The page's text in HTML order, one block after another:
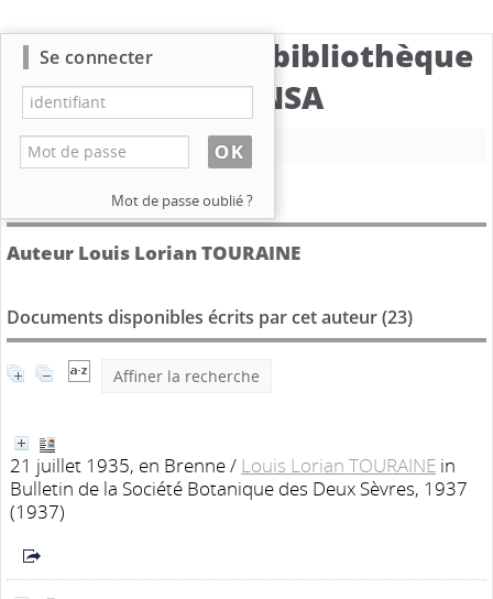
Catalogue de la bibliothèque
du CBNSA
Nouvelle recherche
Détail de l'auteur
Auteur Louis Lorian TOURAINE
Documents disponibles écrits par cet auteur (23)
Affiner la recherche
21 juillet 1935, en Brenne/ Louis Lorian TOURAINE in
Bulletin de la Société Botanique des Deux Sèvres, 1937
(1937)
Se connecter
Mot de passe oublié ?